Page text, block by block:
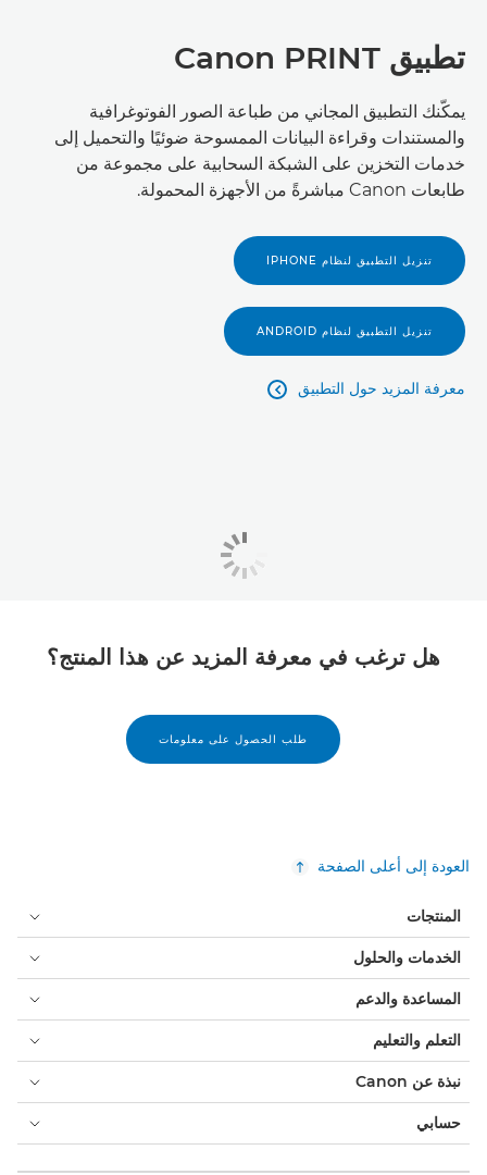
تطبيق Canon PRINT
يمكّنك التطبيق المجاني من طباعة الصور الفوتوغرافية
والمستندات وقراءة البيانات الممسوحة ضوئيًا والتحميل إلى
خدمات التخزين على الشبكة السحابية على مجموعة من
طابعات Canon مباشرةً من الأجهزة المحمولة.
تنزيل التطبيق لنظام IPHONE
تنزيل التطبيق لنظام ANDROID
معرفة المزيد حول التطبيق 
هل ترغب في معرفة المزيد عن هذا المنتج؟
طلب الحصول على معلومات
العودة إلى أعلى الصفحة
المنتجات
الخدمات والحلول
المساعدة والدعم
التعلم والتعليم
نبذة عن Canon
حسابي